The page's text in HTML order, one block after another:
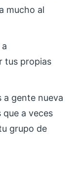
mucho al
tus propias
a gente nueva
que a veces
grupo de